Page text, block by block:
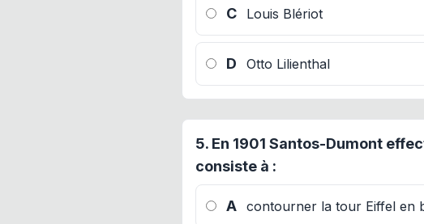
C Louis Blériot
D Otto Lilienthal
5. En 1901 Santos-Dumont
consiste à :
A contourner la tour Eiffel en